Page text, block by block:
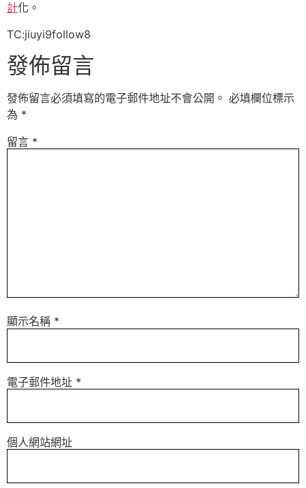
計化。
TC:jiuyi9follow8
發佈留言
發佈留言必須填寫的電子郵件地址不會公開。 必填欄位標示
為 *
留言 *
顯示名稱 *
電子郵件地址 *
個人網站網址